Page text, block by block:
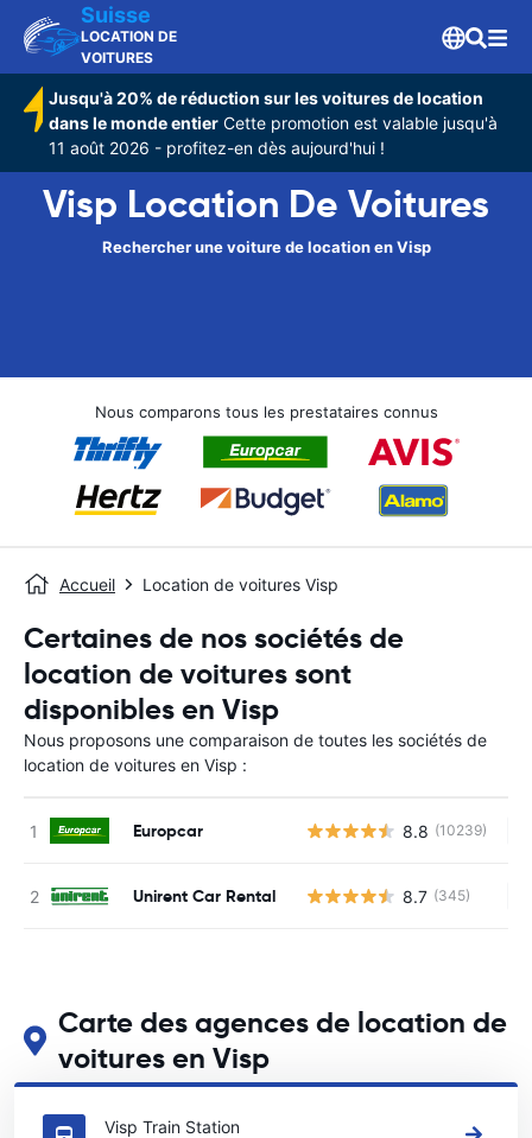
Suisse
LOCATION DE
VOITURES
Jusqu'à 20% de réduction sur les voitures de location
dans le monde entier Cette promotion est valable jusqu'à
11 août 2026 - profitez-en dès aujourd'hui !
Visp Location De Voitures
Rechercher une voiture de location en Visp
Nous comparons tous les prestataires connus
Accueil Location de voitures Visp
Certaines de nos sociétés de
location de voitures sont
disponibles en Visp
Nous proposons une comparaison de toutes les sociétés de
location de voitures en Visp :
Europcar 8.8 (10239)
Unirent Car Rental 8.7 (345)
Carte des agences de location de
voitures en Visp
Voir nos principales agences de location de voitures en Visp
Visp Train Station